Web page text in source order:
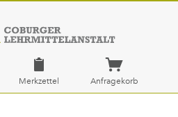
Merkzettel Anfragekorb